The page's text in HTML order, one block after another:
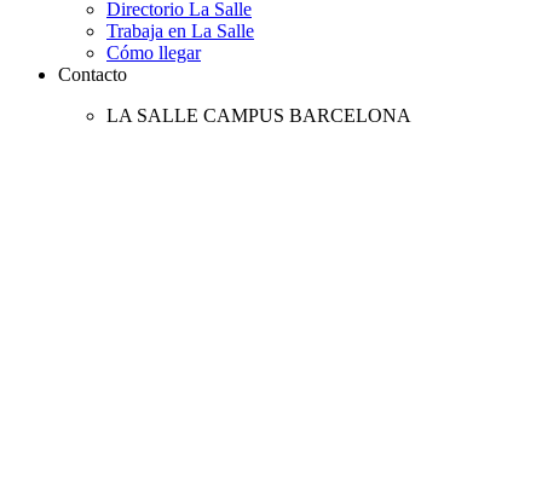
Directorio La Salle
Trabaja en La Salle
Cómo llegar
Contacto
LA SALLE CAMPUS BARCELONA